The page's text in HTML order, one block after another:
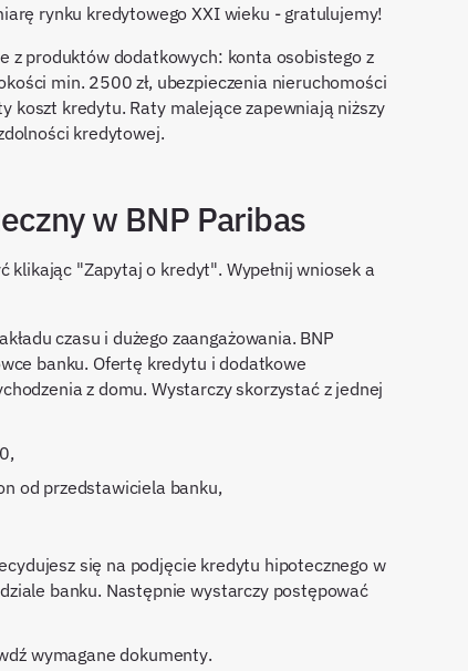
rynku kredytowego XXI wieku - gratulujemy!
z produktów dodatkowych: konta osobistego z
min. 2500 zł, ubezpieczenia nieruchomości
koszt kredytu. Raty malejące zapewniają niższy
kredytowej.
w BNP Paribas
klikając "Zapytaj o kredyt". Wypełnij wniosek a
czasu i dużego zaangażowania. BNP
banku. Ofertę kredytu i dodatkowe
z domu. Wystarczy skorzystać z jednej
od przedstawiciela banku,
się na podjęcie kredytu hipotecznego w
banku. Następnie wystarczy postępować
wymagane dokumenty.